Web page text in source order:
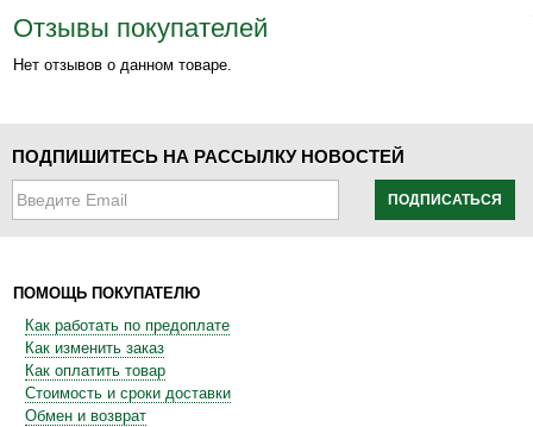
Отзывы покупателей
Нет отзывов о данном товаре.
ПОДПИШИТЕСЬ НА РАССЫЛКУ НОВОСТЕЙ
ПОДПИСАТЬСЯ
ПОМОЩЬ ПОКУПАТЕЛЮ
Как работать по предоплате
Как изменить заказ
Как оплатить товар
Стоимость и сроки доставки
Обмен и возврат